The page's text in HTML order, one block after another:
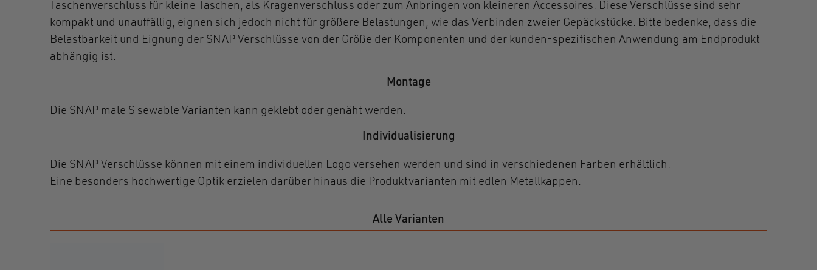
Taschenverschluss für kleine Taschen, als Kragenverschluss oder zum Anbringen von kleineren Accessoires. Diese Verschlüsse sind sehr
kompakt und unauffällig, eignen sich jedoch nicht für größere Belastungen, wie das Verbinden zweier Gepäckstücke. Bitte bedenke, dass die
Belastbarkeit und Eignung der SNAP Verschlüsse von der Größe der Komponenten und der kunden-spezifischen Anwendung am Endprodukt
abhängig ist.
Montage
Die SNAP male S sewable Varianten kann geklebt oder genäht werden.
Individualisierung
Die SNAP Verschlüsse können mit einem individuellen Logo versehen werden und sind in verschiedenen Farben erhältlich.
Eine besonders hochwertige Optik erzielen darüber hinaus die Produktvarianten mit edlen Metallkappen.
Alle Varianten